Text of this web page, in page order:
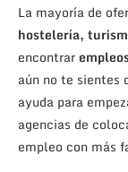
La mayoría de
hostelería,
encontrar
aún no te sientes
ayuda para
agencias de
empleo con más